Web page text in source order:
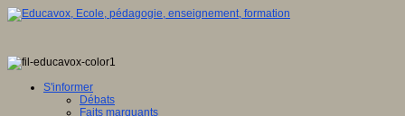
S'informer
Débats
Faits marquants